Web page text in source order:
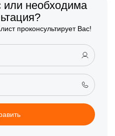
или необходима
проконсультирует Вас!